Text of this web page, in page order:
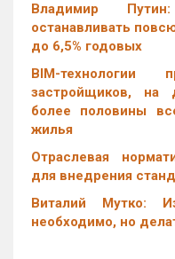
Владимир
останавливать
до 6,5% годовых
BIM-
застройщиков, на
более половины
жилья
Отраслевая
для внедрения
Виталий Мутко:
необходимо, но